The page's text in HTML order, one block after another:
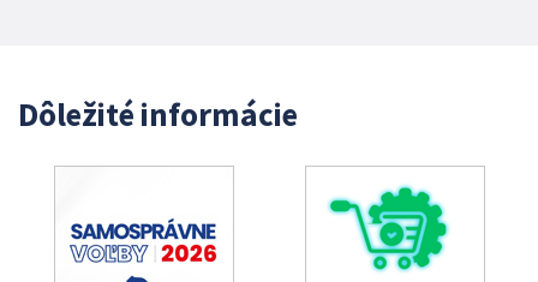
Dôležité informácie